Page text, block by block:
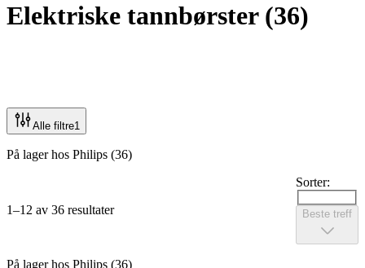
Elektriske tannbørster(36)
Alle filtre1
På lager hos Philips (36)
1–12 av 36 resultater
Sorter:
Beste treff
På lager hos Philips (36)